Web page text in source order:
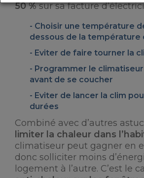
50 %sur sa facture
Choisir une température
dessous de la température
Eviter de faire tourner la
Programmer le climatiseur
avant de se coucher
Eviter de lancer la clim
durées
Combiné avec d’autres
limiter la chaleur dans
climatiseur peut gagner en
donc solliciter moins
logement à l’autre. C’est le